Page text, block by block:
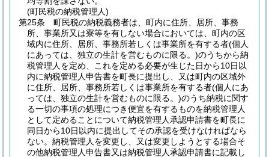
(町民税の納税管理人)
第25条
町民税の納税義務者は、町内に住所、居所、事務
所、事業所又は寮等を有しない場合においては、町内の区
域内に住所、居所、事務所若しくは事業所を有する者(個人
にあっては、独立の生計を営むものに限る。)のうちから納
税管理人を定め、これを定める必要が生じた日から10日以
内に納税管理人申告書を町長に提出し、又は町内の区域外
に住所、居所、事務所若しくは事業所を有する者(個人にあ
っては、独立の生計を営むものに限る。)のうち納税に関す
る一切の事項の処理につき便宜を有するものを納税管理人
として定めることについて納税管理人承認申請書を町長に
同日から10日以内に提出してその承認を受けなければなら
ない。 納税管理人を変更し、又は変更しようとする場合そ
の他納税管理人申告書又は納税管理人承認申請書に記載し